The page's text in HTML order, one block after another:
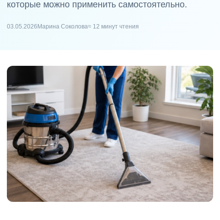
которые можно применить самостоятельно.
03.05.2026Марина Соколова≈ 12 минут чтения